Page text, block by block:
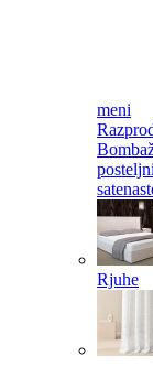
meni
Rjuhe